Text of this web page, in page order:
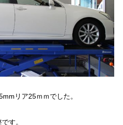
リア25ｍｍでした。
す。